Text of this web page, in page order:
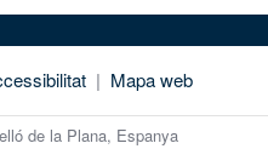
| Mapa web
de la Plana, Espanya